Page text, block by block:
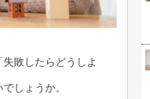
敗したらどうしよ
しょうか。